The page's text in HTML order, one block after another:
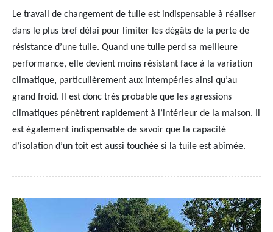
Le travail de changement de tuile est indispensable à réaliser
dans le plus bref délai pour limiter les dégâts de la perte de
résistance d’une tuile. Quand une tuile perd sa meilleure
performance, elle devient moins résistant face à la variation
climatique, particulièrement aux intempéries ainsi qu’au
grand froid. Il est donc très probable que les agressions
climatiques pénètrent rapidement à l’intérieur de la maison. Il
est également indispensable de savoir que la capacité
d’isolation d’un toit est aussi touchée si la tuile est abîmée.